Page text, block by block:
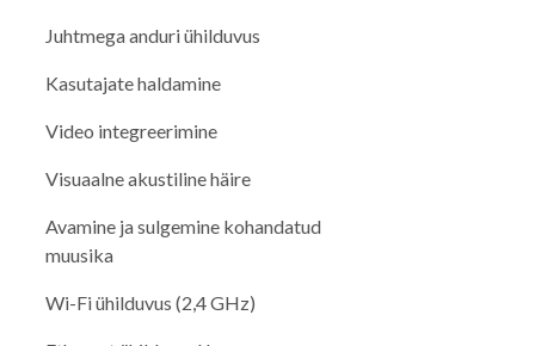
Juhtmega anduri ühilduvus
Kasutajate haldamine
Video integreerimine
Visuaalne akustiline häire
Avamine ja sulgemine kohandatud
muusika
Wi-Fi ühilduvus (2,4 GHz)